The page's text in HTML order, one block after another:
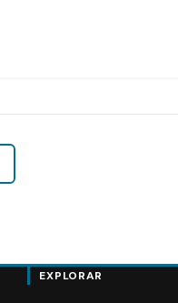
EXPLORAR